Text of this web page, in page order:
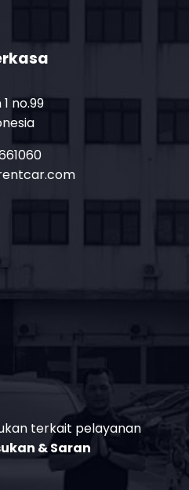
no.99
terkait pelayanan
& Saran